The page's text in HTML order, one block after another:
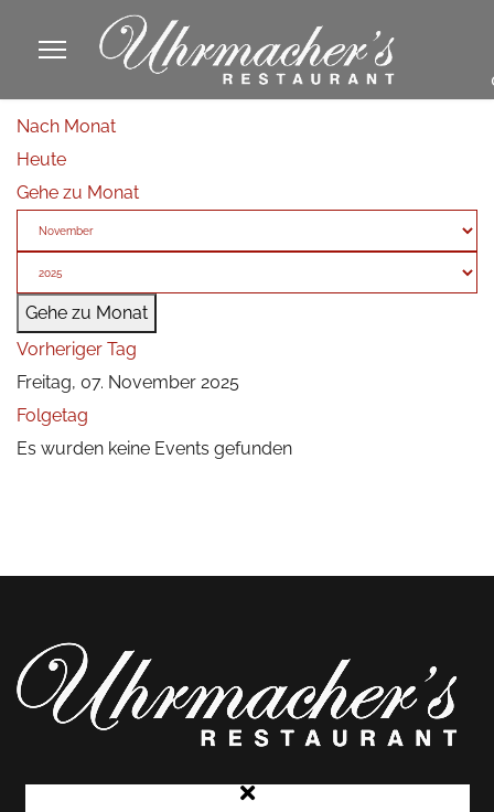
Nach Monat
Heute
Gehe zu Monat
Gehe zu Monat
Vorheriger Tag
Freitag, 07. November 2025
Folgetag
Es wurden keine Events gefunden